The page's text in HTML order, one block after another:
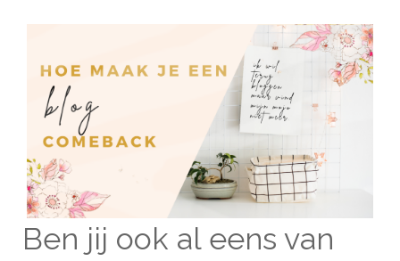
Ben jij ook al eens van